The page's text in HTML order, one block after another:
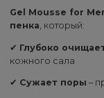
Gel Mousse for
пенка, который:
✔ Глубоко
кожного сала
✔ Сужает поры –